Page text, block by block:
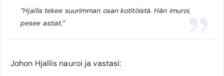
“Hjallis tekee suurimman osan kotitöistä. Hän imuroi,
pesee astiat.”
Johon Hjallis nauroi ja vastasi: